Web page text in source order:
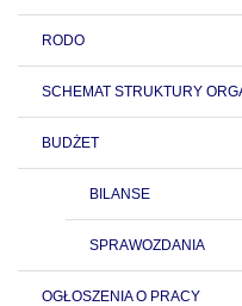
RODO
SCHEMAT STRUKTURY
BUDŻET
BILANSE
SPRAWOZDANIA
OGŁOSZENIA O PRACY